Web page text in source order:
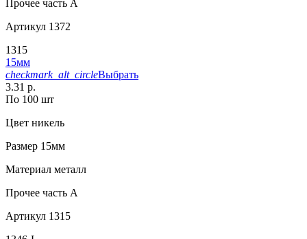
Прочее часть A
Артикул 1372
1315
15мм
checkmark_alt_circleВыбрать
3.31 р.
По 100 шт
Цвет никель
Размер 15мм
Материал металл
Прочее часть A
Артикул 1315